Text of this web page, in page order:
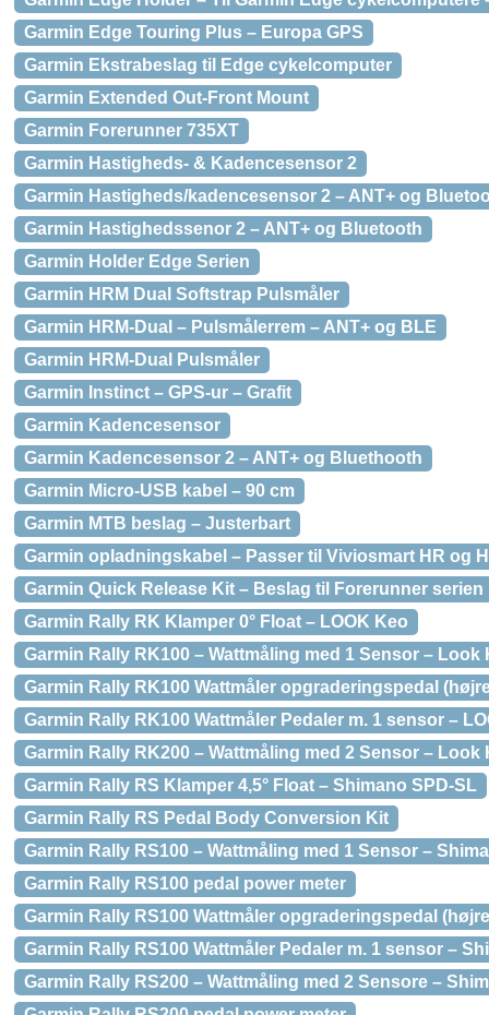
Garmin Edge Touring Plus – Europa GPS
Garmin Ekstrabeslag til Edge cykelcomputer
Garmin Extended Out-Front Mount
Garmin Forerunner 735XT
Garmin Hastigheds- & Kadencesensor 2
Garmin Hastigheds/kadencesensor 2 – ANT+ og
Garmin Hastighedssenor 2 – ANT+ og Bluetooth
Garmin Holder Edge Serien
Garmin HRM Dual Softstrap Pulsmåler
Garmin HRM-Dual – Pulsmålerrem – ANT+ og BLE
Garmin HRM-Dual Pulsmåler
Garmin Instinct – GPS-ur – Grafit
Garmin Kadencesensor
Garmin Kadencesensor 2 – ANT+ og Bluethooth
Garmin Micro-USB kabel – 90 cm
Garmin MTB beslag – Justerbart
Garmin opladningskabel – Passer til Viviosmart HR og
Garmin Quick Release Kit – Beslag til Forerunner serien
Garmin Rally RK Klamper 0° Float – LOOK Keo
Garmin Rally RK100 – Wattmåling med 1 Sensor – Look
Garmin Rally RK100 Wattmåler opgraderingspedal
Garmin Rally RK100 Wattmåler Pedaler m. 1 sensor –
Garmin Rally RK200 – Wattmåling med 2 Sensor – Look
Garmin Rally RS Klamper 4,5° Float – Shimano SPD-SL
Garmin Rally RS Pedal Body Conversion Kit
Garmin Rally RS100 – Wattmåling med 1 Sensor –
Garmin Rally RS100 pedal power meter
Garmin Rally RS100 Wattmåler opgraderingspedal
Garmin Rally RS100 Wattmåler Pedaler m. 1 sensor –
Garmin Rally RS200 – Wattmåling med 2 Sensore –